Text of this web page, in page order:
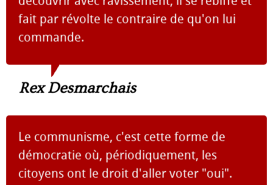
fait par révolte le contraire de qu'on lui
commande.
Rex Desmarchais
Le communisme, c'est cette forme de
démocratie où, périodiquement, les
citoyens ont le droit d'aller voter "oui".